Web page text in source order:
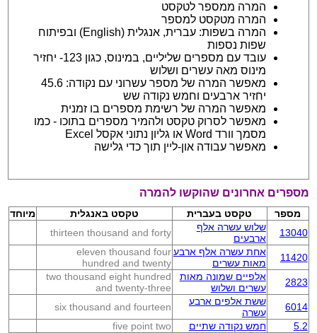
המרה ממספר לטקסט
המרה מטקסט למספר
המרה בשפות: עברית, אנגלית (English) ובפיתוח
שפות נספות
עובד עם מספרים שליליים, במינוס, כגון 123- יחזיר
מינוס מאה עשרים ושלוש
מאפשר המרה של מספר עשרוני עם נקודה: 45.6
יחזיר ארבעים וחמש נקודה שש
מאפשר המרה של רשימת מספרים בו זמנית
מאפשר לסרוק טקסט ולהמיר מספרים בתוכו - כמו
מסמך וורד Word או גליון נתוני אקסל Excel
מאפשר עבודה און-ליין תוך כדי גלישה
מספרים אחרונים שהוקשו להמרה
מספר טקסט בעברית טקסט באנגלית
מיוחד
13040
שלוש עשרה אלף
ארבעים
thirteen thousand and forty
11420
אחת עשרה אלף ארבע
מאות עשרים
eleven thousand four
hundred and twenty
2823
אלפיים שמונה מאות
עשרים ושלוש
two thousand eight hundred
and twenty-three
6014
ששת אלפים ארבע
עשרה
six thousand and fourteen
5.2
חמש נקודה שתיים
five point two